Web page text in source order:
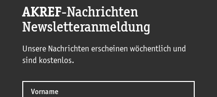
AKREF-Nachrichten
Newsletteranmeldung
Unsere Nachrichten erscheinen wöchentlich und
sind kostenlos.